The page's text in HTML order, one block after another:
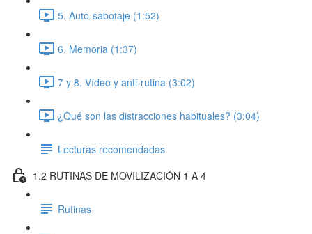
5. Auto-sabotaje (1:52)
6. Memoria (1:37)
7 y 8. Vídeo y anti-rutina (3:02)
¿Qué son las distracciones habituales? (3:04)
Lecturas recomendadas
1.2 RUTINAS DE MOVILIZACIÓN 1 A 4
Rutinas